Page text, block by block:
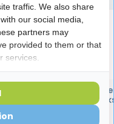
TePe Ragers
mm Geel | 25
traffic. We also share
our social media,
partners may
provided to them or that
services.